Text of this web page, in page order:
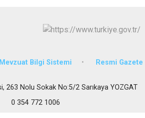
Mevzuat Bilgi Sistemi Resmi Gazete
263 Nolu Sokak No:5/2 Sarıkaya YOZGAT
0 354 772 1006